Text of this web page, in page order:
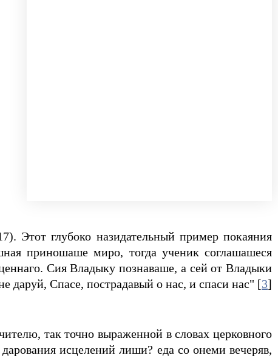
Этот глубоко назидательный пример покаяния
приношаше миро, тогда ученик соглашашеся
Сия Владыку познаваше, а сей от Владыки
даруй, Спасе, пострадавый о нас, и спаси нас" [3]
так точно выраженной в словах церковного
исцелений лиши? еда со онеми вечеряв,